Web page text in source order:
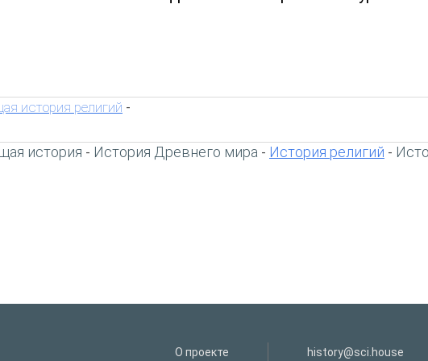
история религий -
история - История Древнего мира - История религий -
О проекте history@sci.house